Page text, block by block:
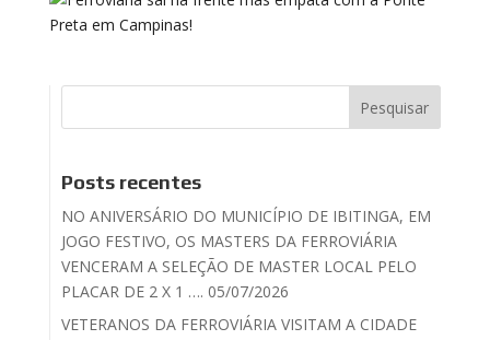
Posts recentes
NO ANIVERSÁRIO DO MUNICÍPIO DE IBITINGA, EM
JOGO FESTIVO, OS MASTERS DA FERROVIÁRIA
VENCERAM A SELEÇÃO DE MASTER LOCAL PELO
PLACAR DE 2 X 1 …. 05/07/2026
VETERANOS DA FERROVIÁRIA VISITAM A CIDADE